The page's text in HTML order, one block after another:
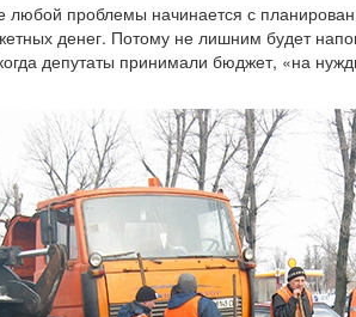
любой проблемы начинается с
денег. Потому не лишним будет
депутаты принимали бюджет, «на